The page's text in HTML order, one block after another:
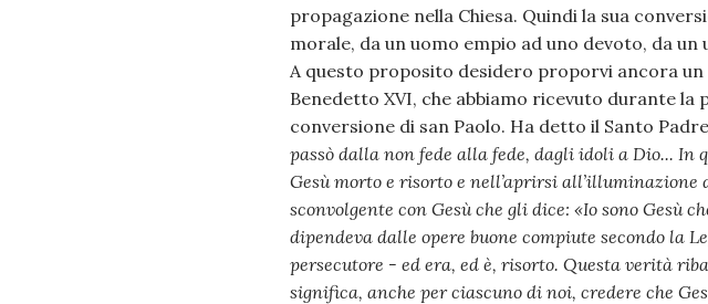
propagazione nella Chiesa. Quindi la sua
morale, da un uomo empio ad uno devoto, da
A questo proposito desidero proporvi ancora
Benedetto XVI, che abbiamo ricevuto durante la
conversione di san Paolo. Ha detto il Santo
passò dalla non fede alla fede, dagli idoli a Dio... In
Gesù morto e risorto e nell’aprirsi
sconvolgente con Gesù che gli dice: «Io sono Gesù
dipendeva dalle opere buone compiute secondo la
persecutore - ed era, ed è, risorto. Questa verità
significa, anche per ciascuno di noi, credere che